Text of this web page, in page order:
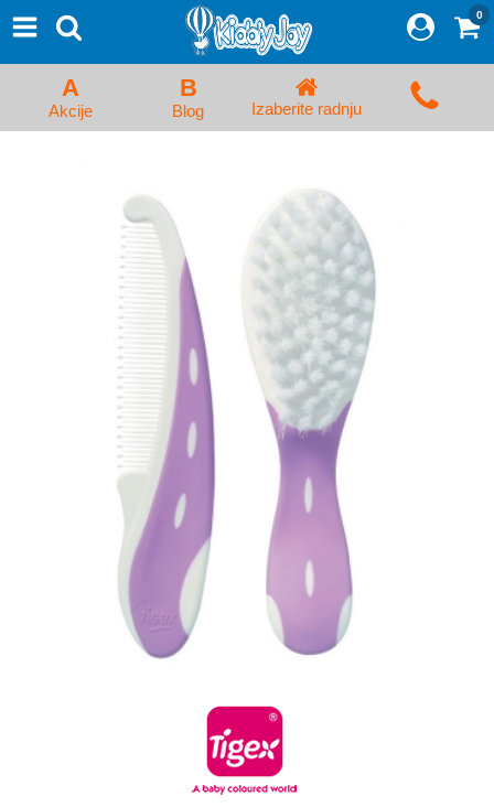
Proizvodi
Početna Prijava/Registracija
Kolica za bebe i dečija kolica
Kreveci, ljuljaške i ležaljke
Kadice, noše i adapteri
Hranilice, flašice i cucle
Monitori, Ogradice i tricikli
Posteljine, vrećice i baldahini
Igračke za bebe i decu
0
A
Akcije
B
Blog Izaberite radnju